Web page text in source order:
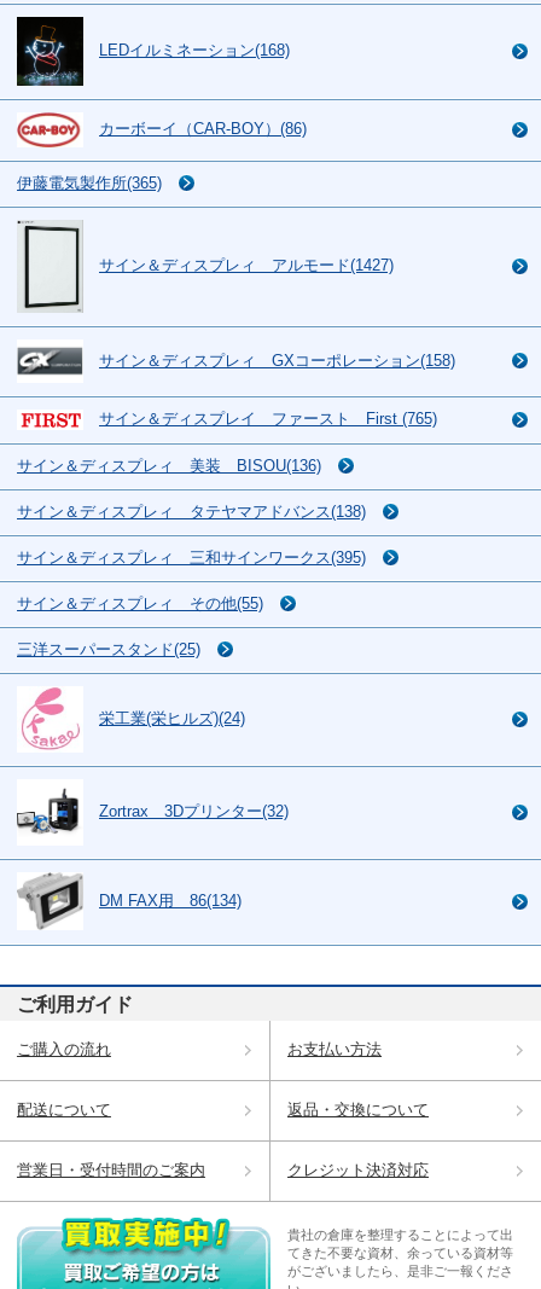
LEDイルミネーション(168)
カーボーイ（CAR-BOY）(86)
伊藤電気製作所(365)
サイン＆ディスプレィ アルモード(1427)
サイン＆ディスプレィ GXコーポレーション(158)
サイン＆ディスプレイ ファースト First (765)
サイン＆ディスプレィ 美装 BISOU(136)
サイン＆ディスプレィ タテヤマアドバンス(138)
サイン＆ディスプレィ 三和サインワークス(395)
サイン＆ディスプレィ その他(55)
三洋スーパースタンド(25)
栄工業(栄ヒルズ)(24)
Zortrax 3Dプリンター(32)
DM FAX用 86(134)
ご利用ガイド
ご購入の流れ お支払い方法
配送について 返品・交換について
営業日・受付時間のご案内 クレジット決済対応
貴社の倉庫を整理することによって出
てきた不要な資材、余っている資材等
がございましたら、是非ご一報くださ